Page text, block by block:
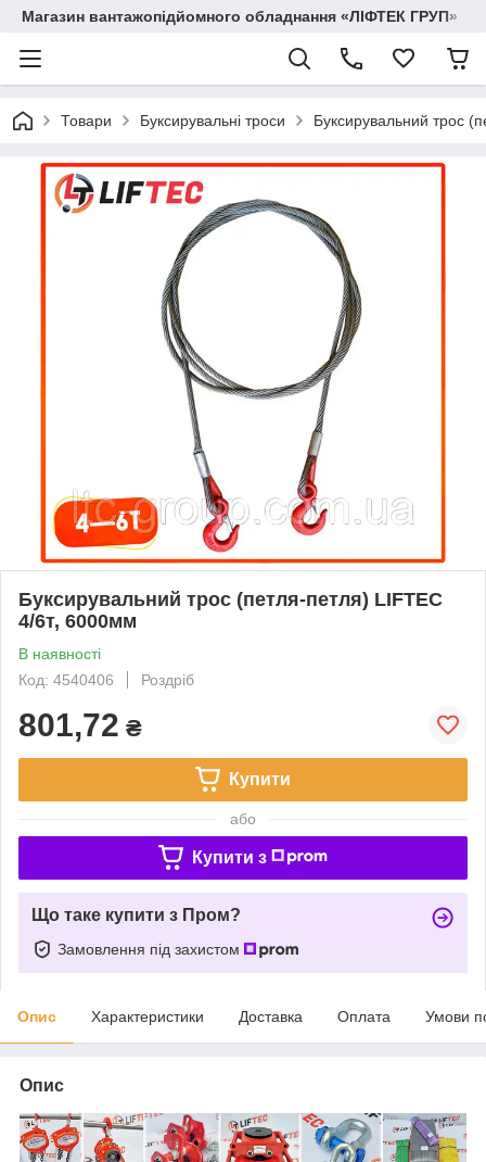
Магазин вантажопідйомного обладнання «ЛІФТЕК ГРУП»
Товари Буксирувальні троси Буксирувальний трос
Буксирувальний трос (петля-петля) LIFTEC
4/6т, 6000мм
В наявності
Код: 4540406
Роздріб
801,72 ₴
Купити
або
Купити з
Що таке купити з Пром?
Замовлення під захистом
Опис Характеристики Доставка Оплата Умови
Опис